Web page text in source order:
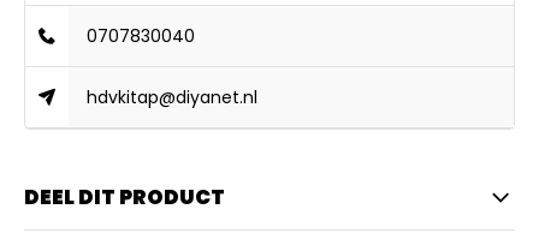
0707830040
hdvkitap@diyanet.nl
DEEL DIT PRODUCT